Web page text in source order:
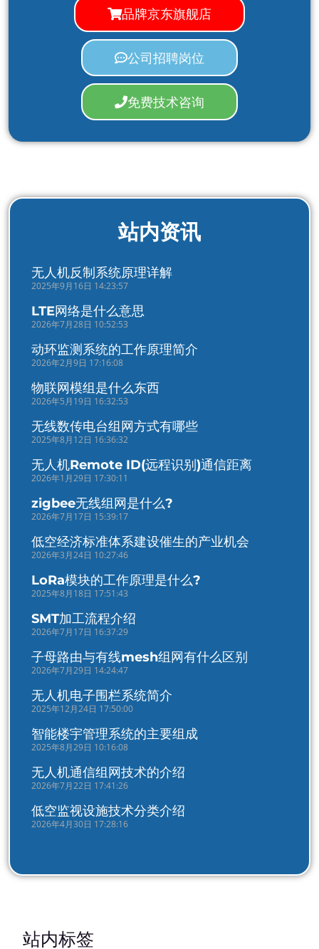
品牌京东旗舰店
公司招聘岗位
免费技术咨询
站内资讯
无人机反制系统原理详解
2025年9月16日 14:23:57
LTE网络是什么意思
2026年7月28日 10:52:53
动环监测系统的工作原理简介
2026年2月9日 17:16:08
物联网模组是什么东西
2026年5月19日 16:32:53
无线数传电台组网方式有哪些
2025年8月12日 16:36:32
无人机Remote ID(远程识别)通信距离
2026年1月29日 17:30:11
zigbee无线组网是什么?
2026年7月17日 15:39:17
低空经济标准体系建设催生的产业机会
2026年3月24日 10:27:46
LoRa模块的工作原理是什么?
2025年8月18日 17:51:43
SMT加工流程介绍
2026年7月17日 16:37:29
子母路由与有线mesh组网有什么区别
2026年7月29日 14:24:47
无人机电子围栏系统简介
2025年12月24日 17:50:00
智能楼宇管理系统的主要组成
2025年8月29日 10:16:08
无人机通信组网技术的介绍
2026年7月22日 17:41:26
低空监视设施技术分类介绍
2026年4月30日 17:28:16
站内标签